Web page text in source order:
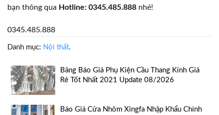
bạn thông qua Hotline: 0345.485.888 nhé!
0345.485.888
Danh mục: Nội thất.
Bảng Báo Giá Phụ Kiện Cầu Thang Kính Giá
Rẻ Tốt Nhất 2021 Update 08/2026
Báo Giá Cửa Nhôm Xingfa Nhập Khẩu Chính